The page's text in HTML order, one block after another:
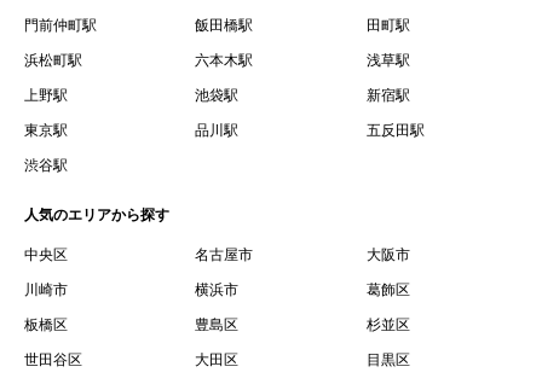
借契約書およびオプション注文書を意味します。
９.「契約期間開始日」とは、定期建物賃貸借契約（以下
「賃貸借契約」と言います）の開始日のことで、利用者の
賃借権が発生する日を意味します。
するために、選んだ物件を保留することを意味します。
１１.「予約情報」とは、物件を予約するために必要な当社
所定の情報を意味します。物件情報や期間、オプション等
１２.「キャンセル」とは、賃貸借契約締結後から契約期間
門前仲町駅 飯田橋駅 田町駅
浜松町駅 六本木駅 浅草駅
上野駅 池袋駅 新宿駅
東京駅 品川駅 五反田駅
渋谷駅
人気のエリアから探す
中央区 名古屋市 大阪市
川崎市 横浜市 葛飾区
板橋区 豊島区 杉並区
世田谷区 大田区 目黒区